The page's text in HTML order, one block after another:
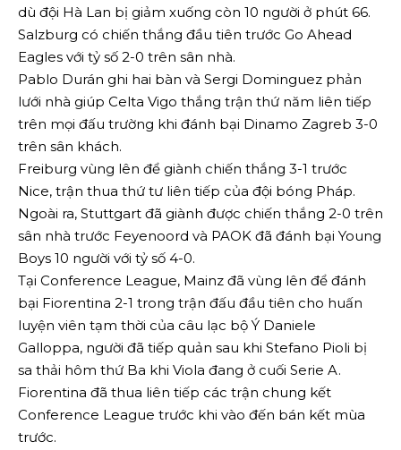
dù đội Hà Lan bị giảm xuống còn 10 người ở phút 66.
Salzburg có chiến thắng đầu tiên trước Go Ahead
Eagles với tỷ số 2-0 trên sân nhà.
Pablo Durán ghi hai bàn và Sergi Dominguez phản
lưới nhà giúp Celta Vigo thắng trận thứ năm liên tiếp
trên mọi đấu trường khi đánh bại Dinamo Zagreb 3-0
trên sân khách.
Freiburg vùng lên để giành chiến thắng 3-1 trước
Nice, trận thua thứ tư liên tiếp của đội bóng Pháp.
Ngoài ra, Stuttgart đã giành được chiến thắng 2-0 trên
sân nhà trước Feyenoord và PAOK đã đánh bại Young
Boys 10 người với tỷ số 4-0.
Tại Conference League, Mainz đã vùng lên để đánh
bại Fiorentina 2-1 trong trận đấu đầu tiên cho huấn
luyện viên tạm thời của câu lạc bộ Ý Daniele
Galloppa, người đã tiếp quản sau khi Stefano Pioli bị
sa thải hôm thứ Ba khi Viola đang ở cuối Serie A.
Fiorentina đã thua liên tiếp các trận chung kết
Conference League trước khi vào đến bán kết mùa
trước.